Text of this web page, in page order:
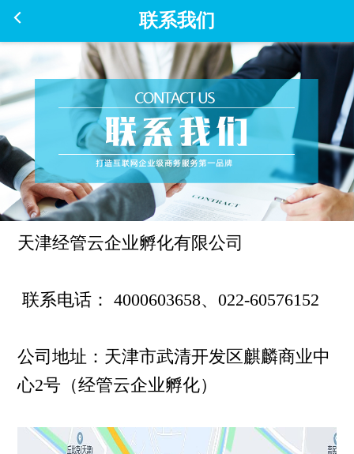
联系我们
天津经管云企业孵化有限公司
联系电话： 4000603658、022-60576152
公司地址：天津市武清开发区麒麟商业中
心2号（经管云企业孵化）